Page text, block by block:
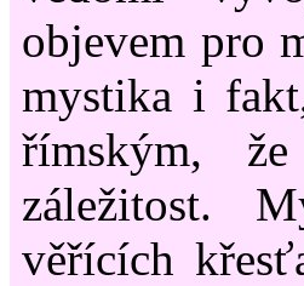
objevem pro
mystika i
římským,
záležitost.
věřících